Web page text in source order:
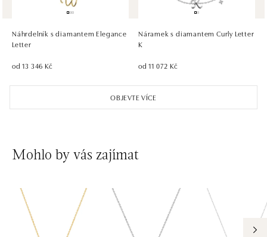
Pribinova 8, 811 09 Bratislava
zítra otevřeno od 10:00
OBJEVTE VÍCE
Náhrdelník s diamantem Elegance
Letter
od 13 346 Kč
Náramek s diamantem Curly Letter
K
od 11 072 Kč
Mohlo by vás zajímat